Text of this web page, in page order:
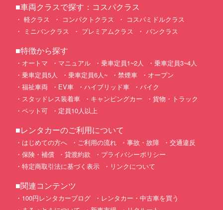
■車両クラスで探す：コスパクラス
軽クラス コンパクトクラス
コスパミドルクラス
ミニバンクラス
プレミアムクラス バンクラス
■特徴から探す
オートマ マニュアル 乗車定員1~2人
乗車定員3~4人
乗車定員5人
乗車定員6人~ 禁煙車
オープン
福祉車両
EV車 ハイブリッド車
バイク
スタッドレス装着車
キャンピングカー
貨物・トラック
ペット可
定員10人以上
■レンタカーのご利用について
はじめての方へ ご利用の流れ 事故・故障
交通違反
保険・補償
貸渡約款
プライバシーポリシー
特定商取引法に基づく表示
リンクについて
■関連コンテンツ
100円レンタカーブログ
レンタカー・中古車を買う